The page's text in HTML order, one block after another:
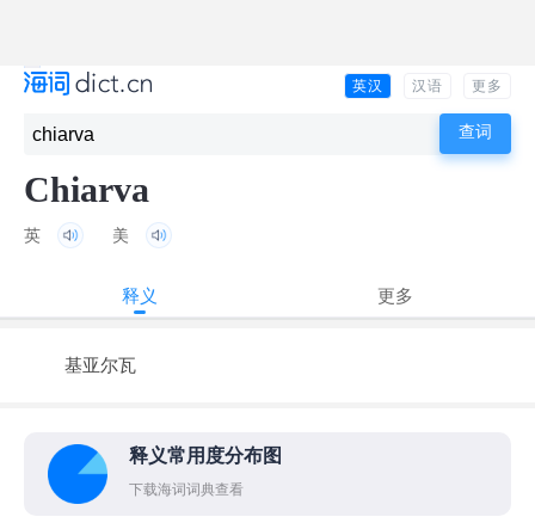
英汉 汉语 更多
Chiarva
英 美
释义 更多
基亚尔瓦
释义常用度分布图
下载海词词典查看